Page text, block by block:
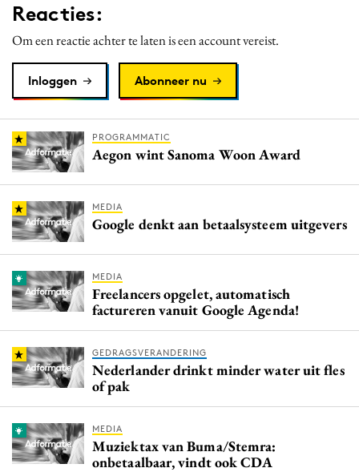
PR
Programmatic
Reputatie & crisis
Reacties:
Om een reactie achter te laten is een account vereist.
Inloggen Abonneer nu
PROGRAMMATIC
Aegon wint Sanoma Woon Award
MEDIA
Google denkt aan betaalsysteem uitgevers
MEDIA
Freelancers opgelet, automatisch
factureren vanuit Google Agenda!
GEDRAGSVERANDERING
Nederlander drinkt minder water uit fles
of pak
MEDIA
Muziektax van Buma/Stemra:
onbetaalbaar, vindt ook CDA